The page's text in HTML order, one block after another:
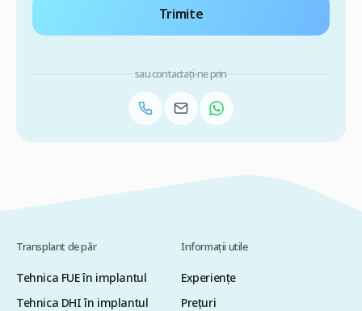
Trimite
sau contactați-ne prin
Transplant de păr
Tehnica FUE în implantul
Tehnica DHI în implantul
Informații utile
Experiențe
Preţuri